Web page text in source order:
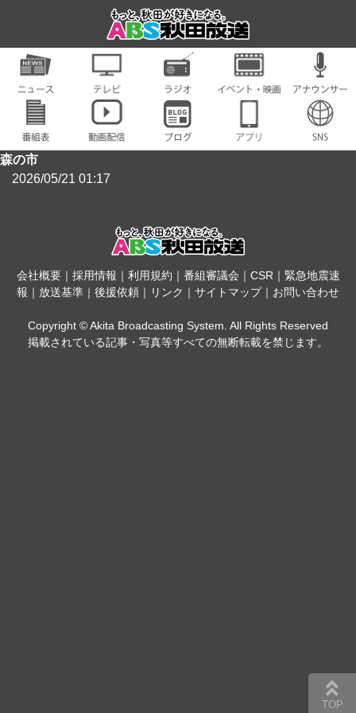
森の市
2026/05/21 01:17
会社概要｜ 採用情報 ｜ 利用規約 ｜ 番組審議会 ｜ CSR｜ 緊急地震速
報 ｜ 放送基準 ｜ 後援依頼 ｜ リンク ｜ サイトマップ｜ お問い合わせ
Copyright © Akita Broadcasting System. All Rights Reserved
掲載されている記事・写真等すべての無断転載を禁じます。